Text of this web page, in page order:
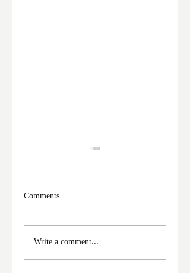
ইংরেজবাজারে
Comments
Write a comment...